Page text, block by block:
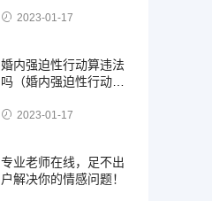
2023-01-17
婚内强迫性行动算违法
吗（婚内强迫性行动算
2023-01-17
专业老师在线，足不出
户解决你的情感问题！